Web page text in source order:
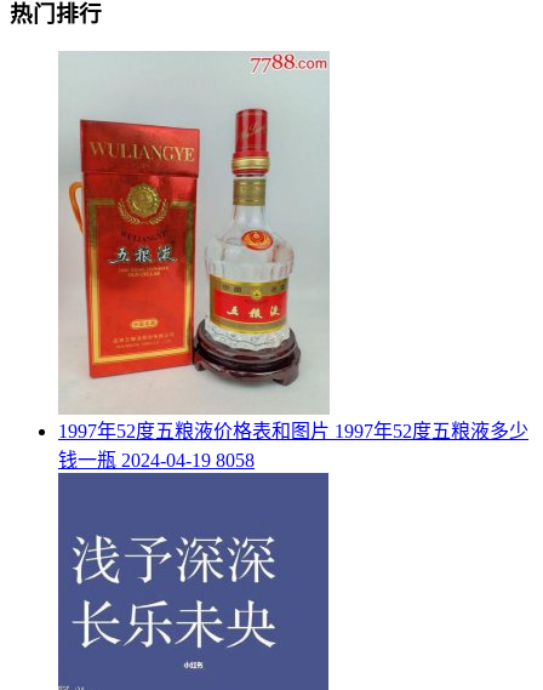
热门排行
​1997年52度五粮液价格表和图片 1997年52度五粮液多少
钱一瓶 2024-04-19 8058